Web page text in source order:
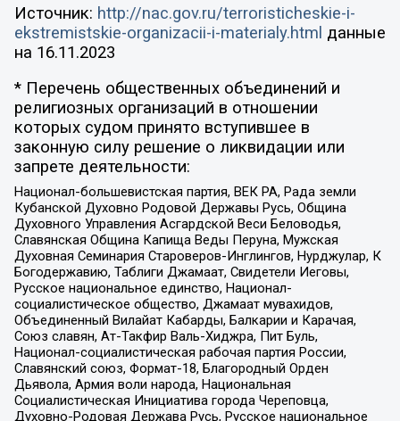
Источник: http://nac.gov.ru/terroristicheskie-i-
ekstremistskie-organizacii-i-materialy.html данные
на 16.11.2023
* Перечень общественных объединений и
религиозных организаций в отношении
которых судом принято вступившее в
законную силу решение о ликвидации или
запрете деятельности:
Национал-большевистская партия, ВЕК РА, Рада земли
Кубанской Духовно Родовой Державы Русь, Община
Духовного Управления Асгардской Веси Беловодья,
Славянская Община Капища Веды Перуна, Мужская
Духовная Семинария Староверов-Инглингов, Нурджулар, К
Богодержавию, Таблиги Джамаат, Свидетели Иеговы,
Русское национальное единство, Национал-
социалистическое общество, Джамаат мувахидов,
Объединенный Вилайат Кабарды, Балкарии и Карачая,
Союз славян, Ат-Такфир Валь-Хиджра, Пит Буль,
Национал-социалистическая рабочая партия России,
Славянский союз, Формат-18, Благородный Орден
Дьявола, Армия воли народа, Национальная
Социалистическая Инициатива города Череповца,
Духовно-Родовая Держава Русь, Русское национальное